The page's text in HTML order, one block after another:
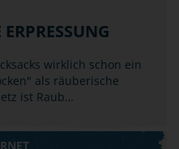
wirklich schon ein
als räuberische
ist Raub…